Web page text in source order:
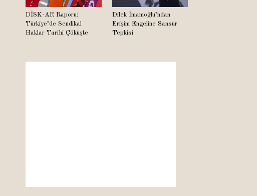
DİSK-AR Raporu:
Türkiye’de Sendikal
Haklar Tarihi Çöküşte
Dilek İmamoğlu’ndan
Erişim Engeline Sansür
Tepkisi